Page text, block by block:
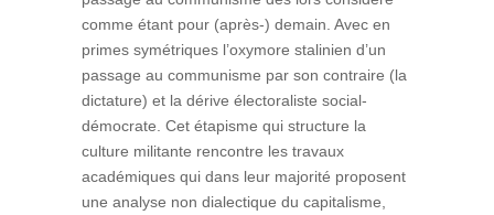
comme étant pour (après-) demain. Avec en
primes symétriques l’oxymore stalinien d’un
passage au communisme par son contraire (la
dictature) et la dérive électoraliste social-
démocrate. Cet étapisme qui structure la
culture militante rencontre les travaux
académiques qui dans leur majorité proposent
une analyse non dialectique du capitalisme,